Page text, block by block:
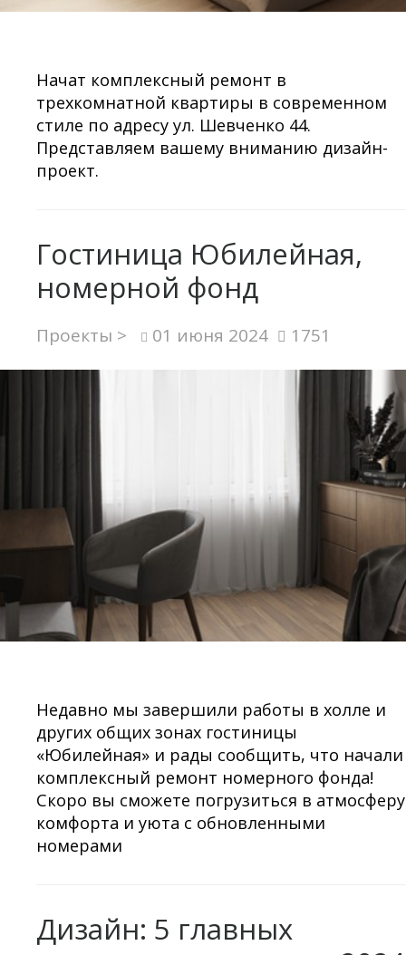
Начат комплексный ремонт в
трехкомнатной квартиры в современном
стиле по адресу ул. Шевченко 44.
Представляем вашему вниманию дизайн-
проект.
Гостиница Юбилейная,
номерной фонд
Проекты > 01 июня 2024 1751
Недавно мы завершили работы в холле и
других общих зонах гостиницы
«Юбилейная» и рады сообщить, что начали
комплексный ремонт номерного фонда!
Скоро вы сможете погрузиться в атмосферу
комфорта и уюта с обновленными
номерами
Дизайн: 5 главных